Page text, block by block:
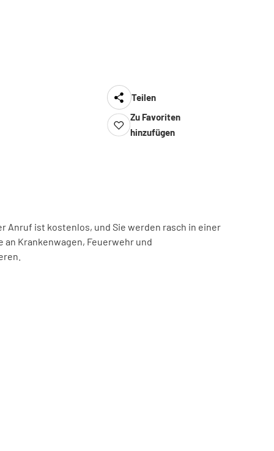
Teilen
Zu Favoriten
hinzufügen
Anruf ist kostenlos, und Sie werden rasch in einer
Krankenwagen, Feuerwehr und